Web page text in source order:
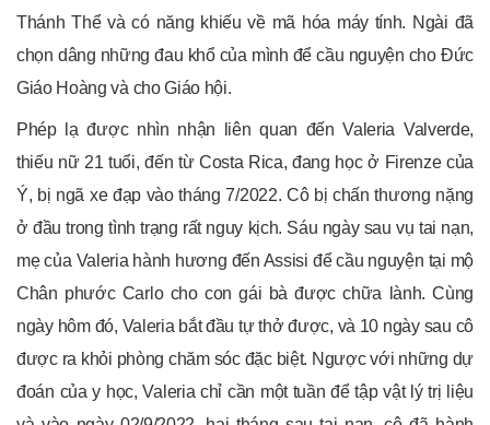
Thánh Thể và có năng khiếu về mã hóa máy tính. Ngài đã
chọn dâng những đau khổ của mình để cầu nguyện cho Đức
Giáo Hoàng và cho Giáo hội.
Phép lạ được nhìn nhận liên quan đến Valeria Valverde,
thiếu nữ 21 tuổi, đến từ Costa Rica, đang học ở Firenze của
Ý, bị ngã xe đạp vào tháng 7/2022. Cô bị chấn thương nặng
ở đầu trong tình trạng rất nguy kịch. Sáu ngày sau vụ tai nạn,
mẹ của Valeria hành hương đến Assisi để cầu nguyện tại mộ
Chân phước Carlo cho con gái bà được chữa lành. Cùng
ngày hôm đó, Valeria bắt đầu tự thở được, và 10 ngày sau cô
được ra khỏi phòng chăm sóc đặc biệt. Ngược với những dự
đoán của y học, Valeria chỉ cần một tuần để tập vật lý trị liệu